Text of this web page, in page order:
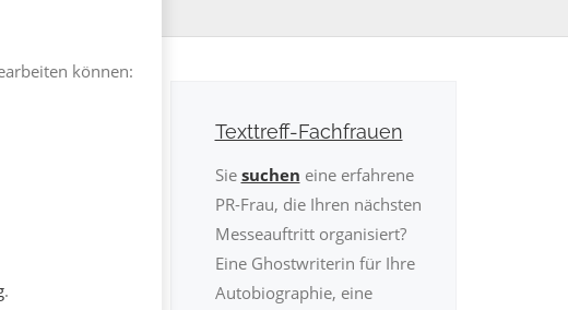
Texttreff-Fachfrauen
Sie suchen eine erfahrene
PR-Frau, die Ihren nächsten
Messeauftritt organisiert?
Eine Ghostwriterin für Ihre
Autobiographie, eine
können:
.